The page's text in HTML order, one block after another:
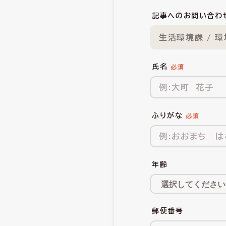
記事へのお問い合わ
生活環境課 / 環
氏名
ふりがな
年齢
郵便番号